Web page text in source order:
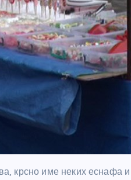
крсно име неких еснафа